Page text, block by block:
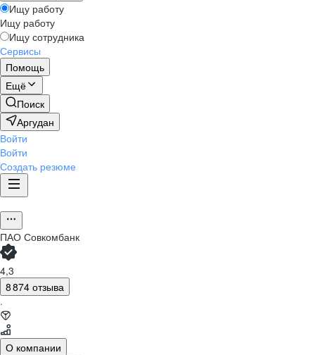
Ищу работу
Ищу работу
Ищу сотрудника
Сервисы
Помощь
Ещё
Поиск
Аргудан
Войти
Войти
Создать резюме
ПАО Совкомбанк
4,3
8 874 отзыва
·
О компании